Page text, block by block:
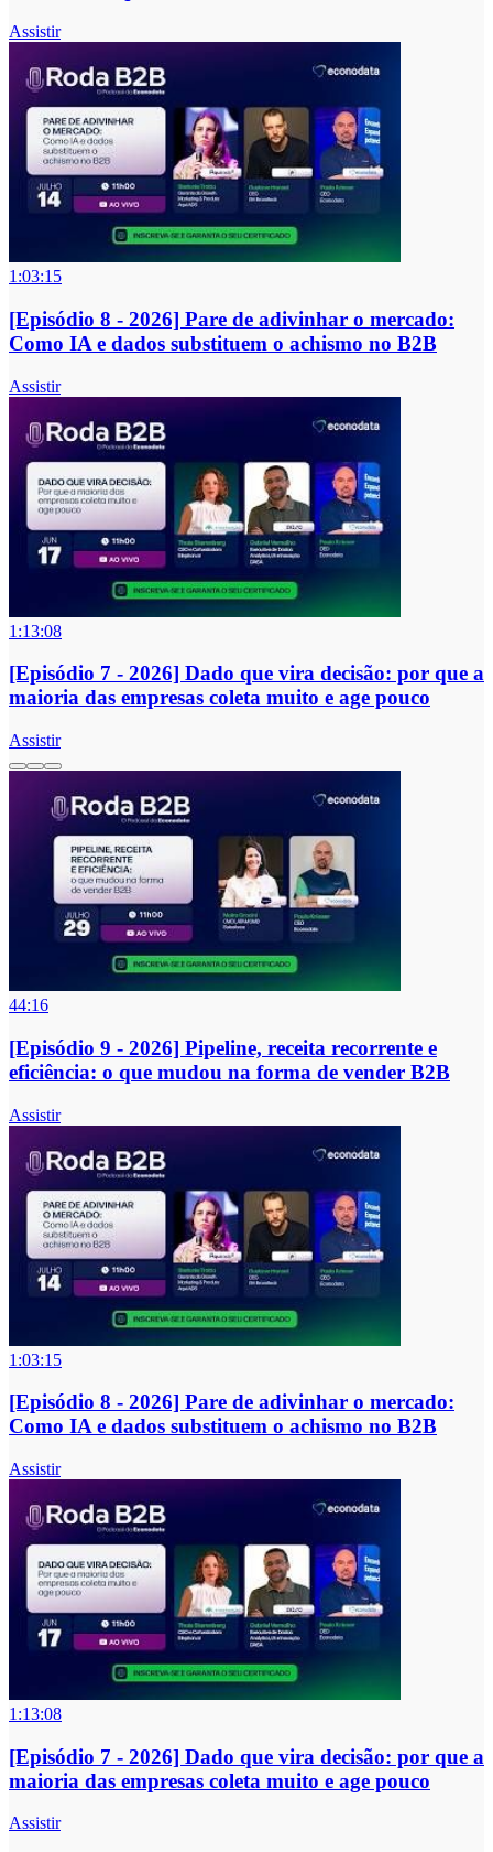
Assistir
1:03:15
[Episódio 8 - 2026] Pare de adivinhar o mercado:
Como IA e dados substituem o achismo no B2B
Assistir
1:13:08
[Episódio 7 - 2026] Dado que vira decisão: por que a
maioria das empresas coleta muito e age pouco
Assistir
44:16
[Episódio 9 - 2026] Pipeline, receita recorrente e
eficiência: o que mudou na forma de vender B2B
Assistir
1:03:15
[Episódio 8 - 2026] Pare de adivinhar o mercado:
Como IA e dados substituem o achismo no B2B
Assistir
1:13:08
[Episódio 7 - 2026] Dado que vira decisão: por que a
maioria das empresas coleta muito e age pouco
Assistir